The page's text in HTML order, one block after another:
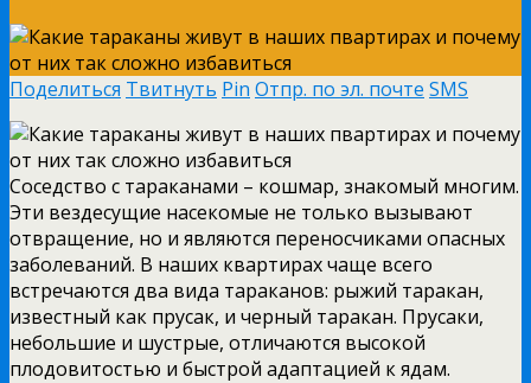
Поделиться Твитнуть Pin Отпр. по эл. почте SMS
Соседство с тараканами – кошмар, знакомый многим.
Эти вездесущие насекомые не только вызывают
отвращение, но и являются переносчиками опасных
заболеваний. В наших квартирах чаще всего
встречаются два вида тараканов: рыжий таракан,
известный как прусак, и черный таракан. Прусаки,
небольшие и шустрые, отличаются высокой
плодовитостью и быстрой адаптацией к ядам.